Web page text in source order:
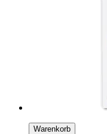
Warenkorb